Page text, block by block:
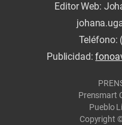
Editor Web:
Teléfono:
Publicidad:
Prensmart
Pueblo
Copyright